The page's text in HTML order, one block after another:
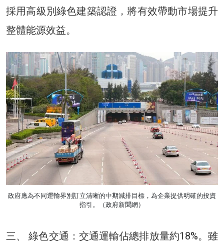
採用高級別綠色建築認證，將有效帶動市場提升
整體能源效益。
政府應為不同運輸界別訂立清晰的中期減排目標，為企業提供明確的投資
指引。（政府新聞網）
三、 綠色交通：交通運輸佔總排放量約18%。雖